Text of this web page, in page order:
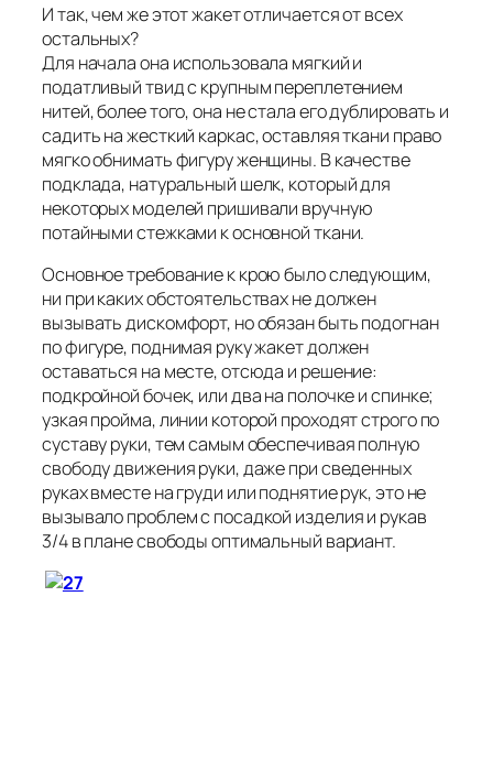
И так, чем же этот жакет отличается от всех
остальных?
Для начала она использовала мягкий и
податливый твид с крупным переплетением
нитей, более того, она не стала его дублировать и
садить на жесткий каркас, оставляя ткани право
мягко обнимать фигуру женщины. В качестве
подклада, натуральный шелк, который для
некоторых моделей пришивали вручную
потайными стежками к основной ткани.
Основное требование к крою было следующим,
ни при каких обстоятельствах не должен
вызывать дискомфорт, но обязан быть подогнан
по фигуре, поднимая руку жакет должен
оставаться на месте, отсюда и решение:
подкройной бочек, или два на полочке и спинке;
узкая пройма, линии которой проходят строго по
суставу руки, тем самым обеспечивая полную
свободу движения руки, даже при сведенных
руках вместе на груди или поднятие рук, это не
вызывало проблем с посадкой изделия и рукав
3/4 в плане свободы оптимальный вариант.